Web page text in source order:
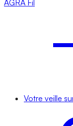
AGRA Fil
Votre veille